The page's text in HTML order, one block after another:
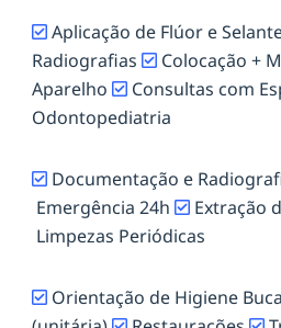
Aplicação de Flúor e
Radiografias
Colocação +
Aparelho
Consultas com
Odontopediatria
Documentação e
Emergência 24h
Extração
Limpezas Periódicas
Orientação de Higiene